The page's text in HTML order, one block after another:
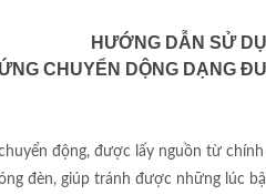
HƯỚNG DẪN SỬ
CHUYỂN DỘNG DẠNG
động, được lấy nguồn từ
đèn, giúp tránh được những lúc